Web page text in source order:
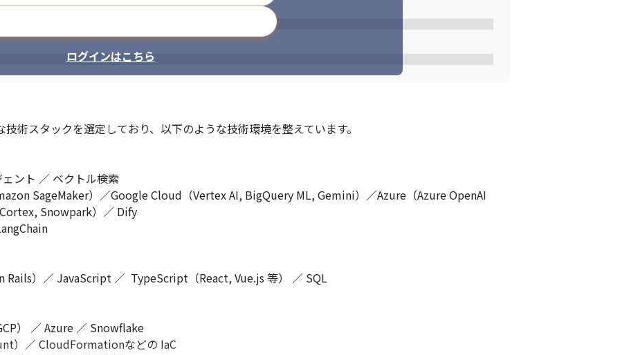
方
して、自分のためだけでなく、周囲の人の成長や喜びにも関心を持てる方。
クライアントとの関係性を大切にし、共に価値を生み出すことに喜びを感じられる方と働きたいと考えています。
ィブに楽しめる方
れるようなポジティブさと柔軟性を持った方が、ちゅらデータらしいと考えています。
方
が「自分らしく」働けることを尊重します。
様性や、バックグラウンドの違いを尊重しながら、
に力を入れています。個人開発の経験や副業、興味ある活動も活かせるカルチャーです。
ログインはこちら
術スタックを選定しており、以下のような技術環境を整えています。
ント ／ ベクトル検索
SageMaker）／Google Cloud（Vertex AI, BigQuery ML, Gemini）／Azure（Azure OpenAI
Snowpark）／ Dify
Rails）／ JavaScript ／  TypeScript（React, Vue.js 等） ／ SQL
） ／ Azure ／ Snowflake
）／ CloudFormationなどの IaC